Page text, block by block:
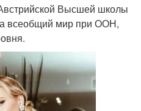
Высшей школы
всеобщий мир при ООН,